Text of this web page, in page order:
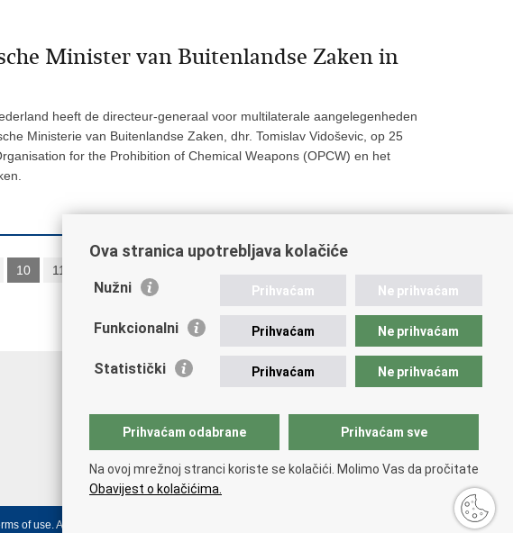
Minister van Buitenlandse Zaken in
heeft de directeur-generaal voor multilaterale aangelegenheden
Ministerie van Buitenlandse Zaken, dhr. Tomislav Vidoševic, op 25
for the Prohibition of Chemical Weapons (OPCW) en het
10 11
of use.Accessibility statement
Ova stranica upotrebljava kolačiće
Nužni Prihvaćam Ne prihvaćam
Funkcionalni Prihvaćam Ne prihvaćam
Statistički Prihvaćam Ne prihvaćam
Prihvaćam odabrane Prihvaćam sve
Na ovoj mrežnoj stranci koriste se kolačići. Molimo Vas da pročitate
Obavijest o kolačićima.